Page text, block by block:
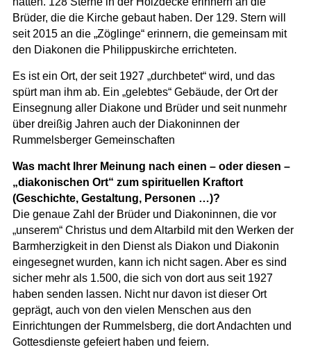
Brüder, die die Kirche gebaut haben. Der 129. Stern will
seit 2015 an die „Zöglinge“ erinnern, die gemeinsam mit
den Diakonen die Philippuskirche errichteten.
Es ist ein Ort, der seit 1927 „durchbetet“ wird, und das
spürt man ihm ab. Ein „gelebtes“ Gebäude, der Ort der
Einsegnung aller Diakone und Brüder und seit nunmehr
über dreißig Jahren auch der Diakoninnen der
Rummelsberger Gemeinschaften
Was macht Ihrer Meinung nach einen – oder diesen –
„diakonischen Ort“ zum spirituellen Kraftort
(Geschichte, Gestaltung, Personen …)?
Die genaue Zahl der Brüder und Diakoninnen, die vor
„unserem“ Christus und dem Altarbild mit den Werken der
Barmherzigkeit in den Dienst als Diakon und Diakonin
eingesegnet wurden, kann ich nicht sagen. Aber es sind
sicher mehr als 1.500, die sich von dort aus seit 1927
haben senden lassen. Nicht nur davon ist dieser Ort
geprägt, auch von den vielen Menschen aus den
Einrichtungen der Rummelsberg, die dort Andachten und
Gottesdienste gefeiert haben und feiern.